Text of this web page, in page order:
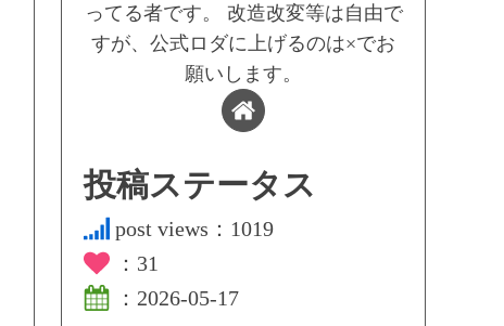
ってる者です。 改造改変等は自由で
すが、公式ロダに上げるのは×でお
願いします。
投稿ステータス
post views： 1019
： 31
： 2026-05-17